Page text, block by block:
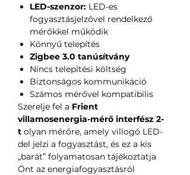
LED-szenzor: LED-es
fogyasztásjelzővel rendelkező
mérőkkel működik
Könnyű telepítés
Zigbee 3.0 tanúsítvány
Nincs telepítési költség
Biztonságos kommunikáció
Számos mérővel kompatibilis
Szerelje fel a Frient
villamosenergia-mérő interfész 2-
t olyan mérőre, amely villogó LED-
del jelzi a fogyasztást, és ez a kis
„barát” folyamatosan tájékoztatja
Önt az energiafogyasztásról